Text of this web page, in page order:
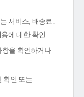
서비스, 배송료․
에 대한 확인
을 확인하거나
확인 또는